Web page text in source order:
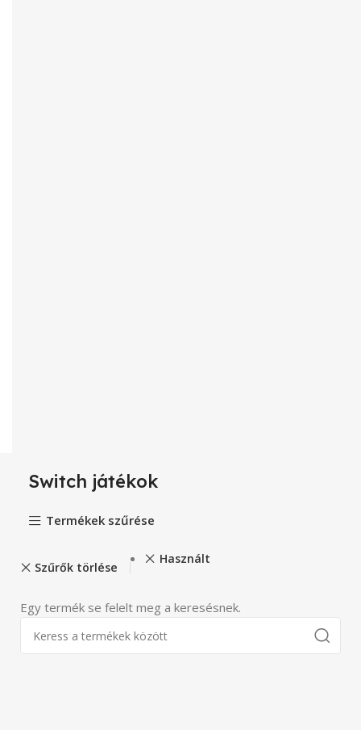
Switch játékok
Termékek szűrése
Szűrők törlése
Használt
Egy termék se felelt meg a keresésnek.